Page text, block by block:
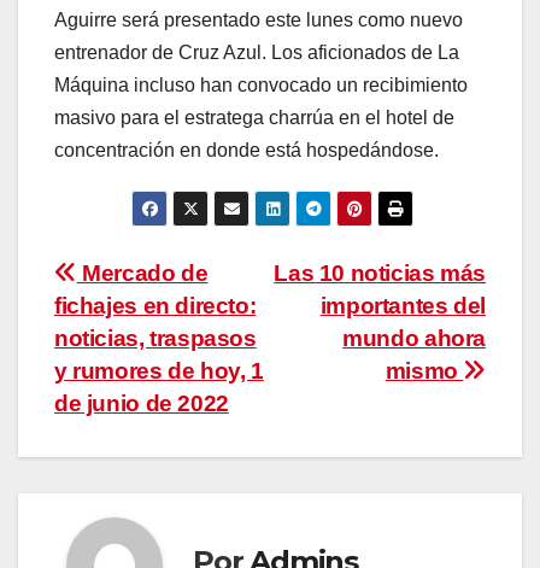
Aguirre será presentado este lunes como nuevo
entrenador de Cruz Azul. Los aficionados de La
Máquina incluso han convocado un recibimiento
masivo para el estratega charrúa en el hotel de
concentración en donde está hospedándose.
Navegación
de
entradas
Las 10 noticias más
importantes del
mundo ahora
mismo
Mercado de
fichajes en directo:
noticias, traspasos
y rumores de hoy, 1
de junio de 2022